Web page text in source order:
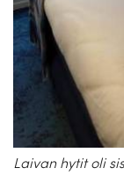
Laivan hytit oli